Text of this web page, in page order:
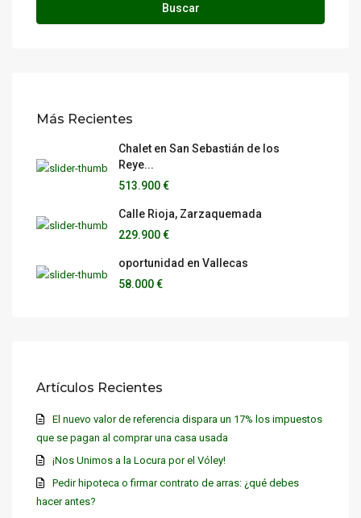
Buscar
Más Recientes
Chalet en San Sebastián de los
Reye...
513.900 €
Calle Rioja, Zarzaquemada
229.900 €
oportunidad en Vallecas
58.000 €
Artículos Recientes
El nuevo valor de referencia dispara un 17% los impuestos
que se pagan al comprar una casa usada
¡Nos Unimos a la Locura por el Vóley!
Pedir hipoteca o firmar contrato de arras: ¿qué debes
hacer antes?